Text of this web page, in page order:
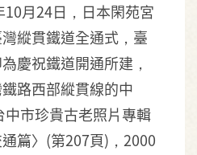
月24日，日本閑苑宮
縱貫鐵道全通式，臺
慶祝鐵道開通所建，
路西部縱貫線的中
市珍貴古老照片專輯
篇〉(第207頁)，2000